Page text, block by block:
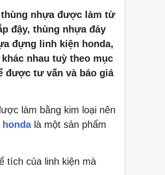
thùng nhựa được làm từ
đậy, thùng nhựa đáy
đựng linh kiện honda,
nhau tuỳ theo mục
được tư vấn và báo giá
làm bằng kim loại nên
hondalà một sản phẩm
tích của linh kiện mà